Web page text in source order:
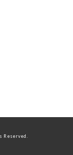
Reserved.